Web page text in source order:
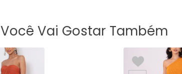
Você Vai Gostar Também